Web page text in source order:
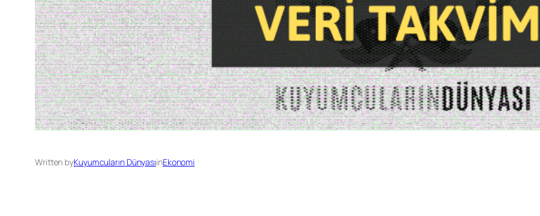
Written byKuyumcuların DünyasıinEkonomi